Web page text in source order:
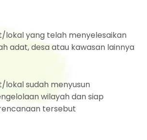
lokal yang telah menyelesaikan
adat, desa atau kawasan lainnya
lokal sudah menyusun
wilayah dan siap
tersebut